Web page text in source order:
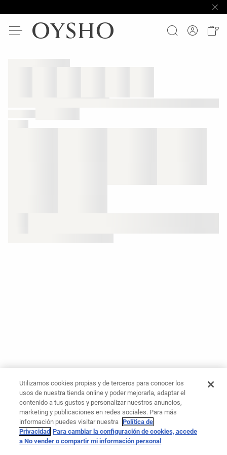
Utilizamos cookies propias y de terceros para conocer los
usos de nuestra tienda online y poder mejorarla, adaptar el
contenido a tus gustos y personalizar nuestros anuncios,
marketing y publicaciones en redes sociales. Para más
información puedes visitar nuestra Política de
Privacidad Para cambiar la configuración de cookies, accede
a No vender o compartir mi información personal